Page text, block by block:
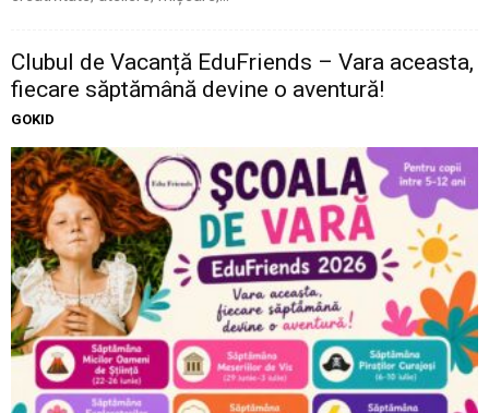
Clubul de Vacanță EduFriends – Vara aceasta,
fiecare săptămână devine o aventură!
GOKID